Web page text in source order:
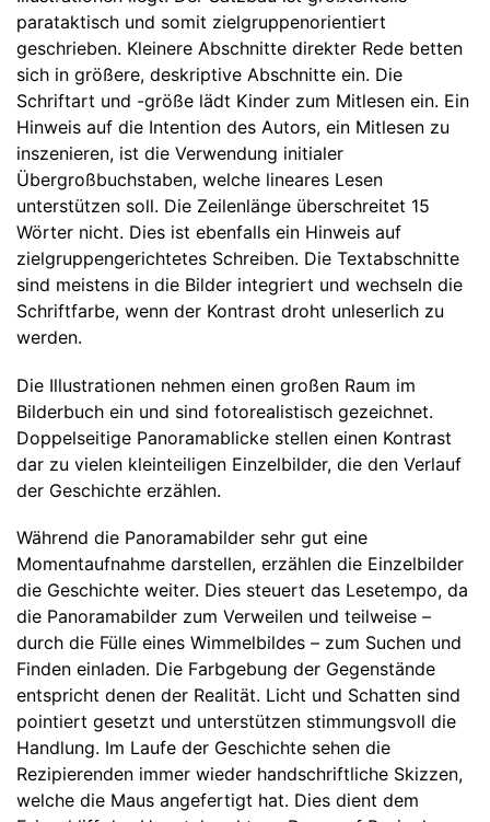
parataktisch und somit zielgruppenorientiert
geschrieben. Kleinere Abschnitte direkter Rede betten
sich in größere, deskriptive Abschnitte ein. Die
Schriftart und -größe lädt Kinder zum Mitlesen ein. Ein
Hinweis auf die Intention des Autors, ein Mitlesen zu
inszenieren, ist die Verwendung initialer
Übergroßbuchstaben, welche lineares Lesen
unterstützen soll. Die Zeilenlänge überschreitet 15
Wörter nicht. Dies ist ebenfalls ein Hinweis auf
zielgruppengerichtetes Schreiben. Die Textabschnitte
sind meistens in die Bilder integriert und wechseln die
Schriftfarbe, wenn der Kontrast droht unleserlich zu
werden.
Die Illustrationen nehmen einen großen Raum im
Bilderbuch ein und sind fotorealistisch gezeichnet.
Doppelseitige Panoramablicke stellen einen Kontrast
dar zu vielen kleinteiligen Einzelbilder, die den Verlauf
der Geschichte erzählen.
Während die Panoramabilder sehr gut eine
Momentaufnahme darstellen, erzählen die Einzelbilder
die Geschichte weiter. Dies steuert das Lesetempo, da
die Panoramabilder zum Verweilen und teilweise –
durch die Fülle eines Wimmelbildes – zum Suchen und
Finden einladen. Die Farbgebung der Gegenstände
entspricht denen der Realität. Licht und Schatten sind
pointiert gesetzt und unterstützen stimmungsvoll die
Handlung. Im Laufe der Geschichte sehen die
Rezipierenden immer wieder handschriftliche Skizzen,
welche die Maus angefertigt hat. Dies dient dem